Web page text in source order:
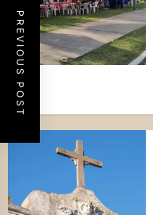
PREVIOUS POST